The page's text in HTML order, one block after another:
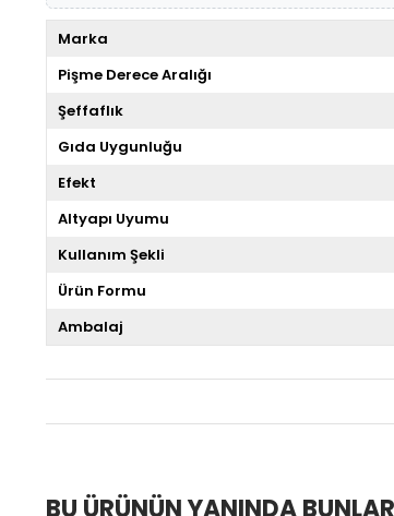
Marka
Pişme Derece Aralığı
Şeffaflık
Gıda Uygunluğu
Efekt
Altyapı Uyumu
Kullanım Şekli
Ürün Formu
Ambalaj
BU ÜRÜNÜN YANINDA